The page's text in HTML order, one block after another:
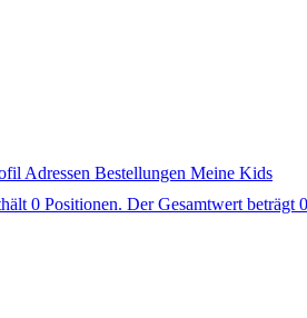
Adressen Bestellungen Meine Kids
0 Positionen. Der Gesamtwert beträgt